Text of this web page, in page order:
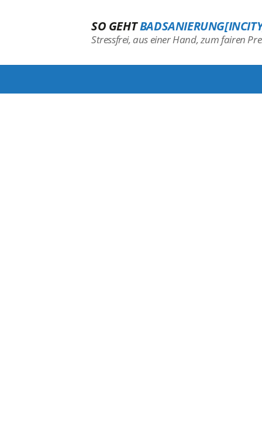
SO GEHT
Stressfrei, aus einer Hand, zum fairen